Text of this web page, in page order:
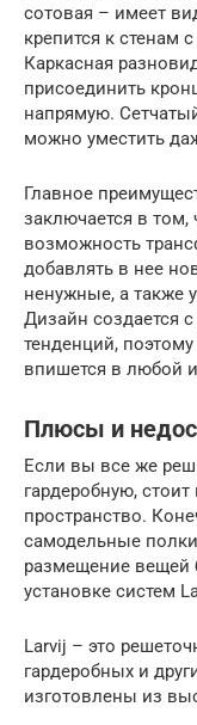
сотовая – имеет
крепится к стенам
Каркасная
присоединить
напрямую.
можно уместить
Главное
заключается в том,
возможность
добавлять в нее
ненужные, а также
Дизайн создается
тенденций,
впишется в любой
Плюсы и
Если вы все же
гардеробную,
пространство.
самодельные
размещение вещей
установке систем
Larvij – это
гардеробных и
изготовлены из